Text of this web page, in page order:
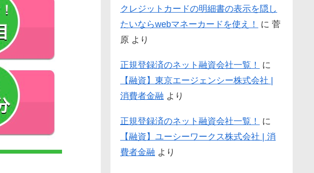
クレジットカードの明細書の表示を隠し
たいならwebマネーカードを使え！
に 菅
原 より
正規登録済のネット融資会社一覧！
に
【融資】東京エージェンシー株式会社 |
消費者金融 より
正規登録済のネット融資会社一覧！
に
【融資】ユーシーワークス株式会社 | 消
費者金融 より